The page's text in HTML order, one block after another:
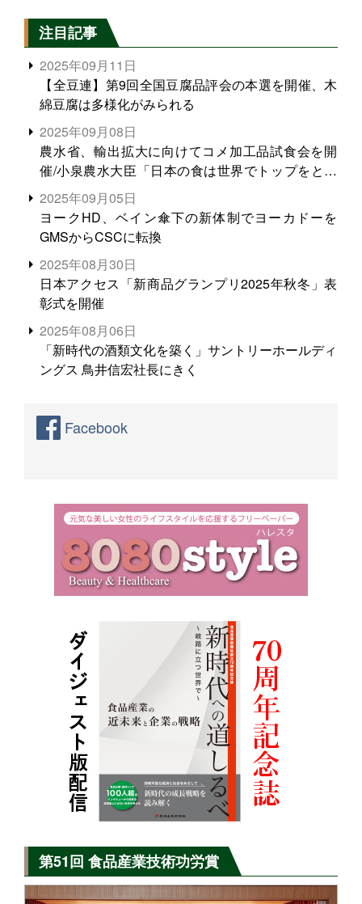
注目記事
2025年09月11日
【全豆連】第9回全国豆腐品評会の本選を開催、木
綿豆腐は多様化がみられる
2025年09月08日
農水省、輸出拡大に向けてコメ加工品試食会を開
催/小泉農水大臣「日本の食は世界でトップをとれ
る。米増産に向けて、米輸出需要の拡大を」
2025年09月05日
ヨークHD、ベイン傘下の新体制でヨーカドーを
GMSからCSCに転換
2025年08月30日
日本アクセス「新商品グランプリ2025年秋冬」表
彰式を開催
2025年08月06日
「新時代の酒類文化を築く」サントリーホールディ
ングス 鳥井信宏社長にきく
Facebook
第51回 食品産業技術功労賞